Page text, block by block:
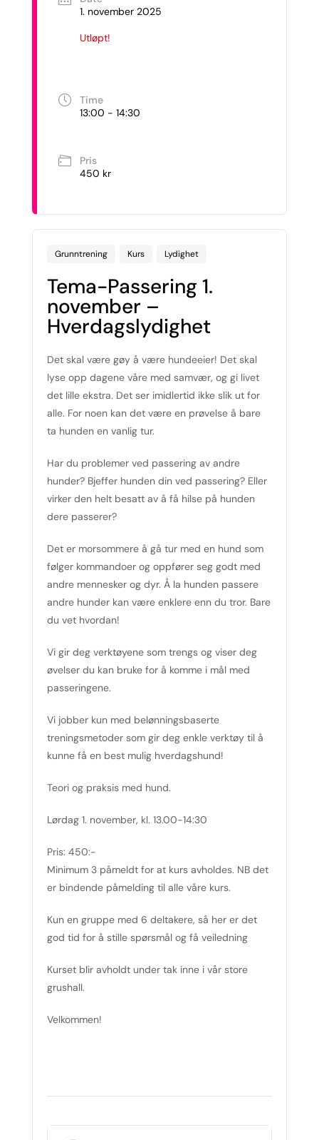
1. november 2025
Utløpt!
Time
13:00 - 14:30
Pris
450 kr
Grunntrening Kurs Lydighet
Tema-Passering 1.
november –
Hverdagslydighet
Det skal være gøy å være hundeeier! Det skal
lyse opp dagene våre med samvær, og gi livet
det lille ekstra. Det ser imidlertid ikke slik ut for
alle. For noen kan det være en prøvelse å bare
ta hunden en vanlig tur.
Har du problemer ved passering av andre
hunder? Bjeffer hunden din ved passering? Eller
virker den helt besatt av å få hilse på hunden
dere passerer?
Det er morsommere å gå tur med en hund som
følger kommandoer og oppfører seg godt med
andre mennesker og dyr. Å la hunden passere
andre hunder kan være enklere enn du tror. Bare
du vet hvordan!
Vi gir deg verktøyene som trengs og viser deg
øvelser du kan bruke for å komme i mål med
passeringene.
Vi jobber kun med belønningsbaserte
treningsmetoder som gir deg enkle verktøy til å
kunne få en best mulig hverdagshund!
Teori og praksis med hund.
Lørdag 1. november, kl. 13.00-14:30
Pris: 450:-
Minimum 3 påmeldt for at kurs avholdes. NB det
er bindende påmelding til alle våre kurs.
Kun en gruppe med 6 deltakere, så her er det
god tid for å stille spørsmål og få veiledning
Kurset blir avholdt under tak inne i vår store
grushall.
Velkommen!